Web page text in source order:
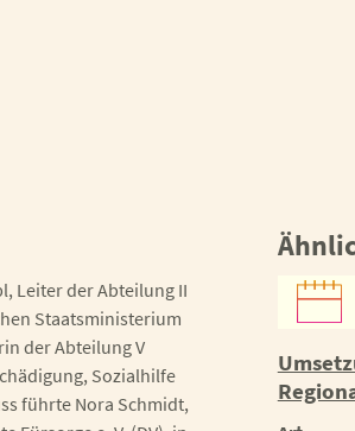
Leiter der Abteilung II
Staatsministerium
der Abteilung V
Sozialhilfe
führte Nora Schmidt,